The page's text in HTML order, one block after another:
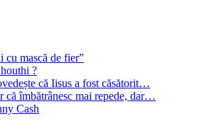
cu mască de fier”
?
că Iisus a fost căsătorit…
că îmbătrânesc mai repede, dar…
Cash